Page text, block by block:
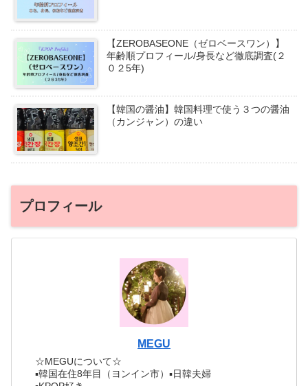
【ZEROBASEONE（ゼロベースワン）】
年齢順プロフィール/身長など徹底調査(２
０２5年)
【韓国の醤油】韓国料理で使う３つの醤油
（カンジャン）の違い
プロフィール
MEGU
☆MEGUについて☆
▪︎韓国在住8年目（ヨンイン市）▪︎日韓夫婦